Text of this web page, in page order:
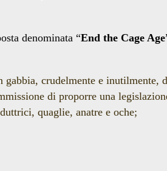
denominata “End the Cage Age
crudelmente e inutilmente,
di proporre una
quaglie, anatre e oche;